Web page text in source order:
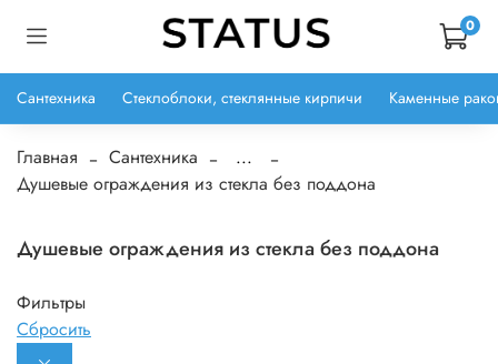
0
Сантехника Стеклоблоки, стеклянные кирпичи Каменные
Главная Сантехника
...
Душевые ограждения из стекла без поддона
Душевые ограждения из стекла без поддона
Фильтры
Сбросить